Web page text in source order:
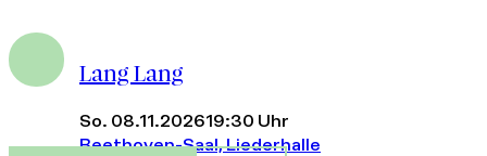
Lang Lang
So. 08.11.202619:30 Uhr
Beethoven-Saal, Liederhalle